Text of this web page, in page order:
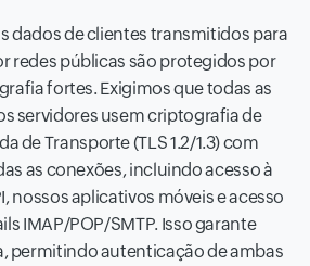
dados de clientes transmitidos para
redes públicas são protegidos por
fortes. Exigimos que todas as
servidores usem criptografia de
de Transporte (TLS 1.2/1.3) com
as conexões, incluindo acesso à
nossos aplicativos móveis e acesso
IMAP/POP/SMTP. Isso garante
permitindo autenticação de ambas